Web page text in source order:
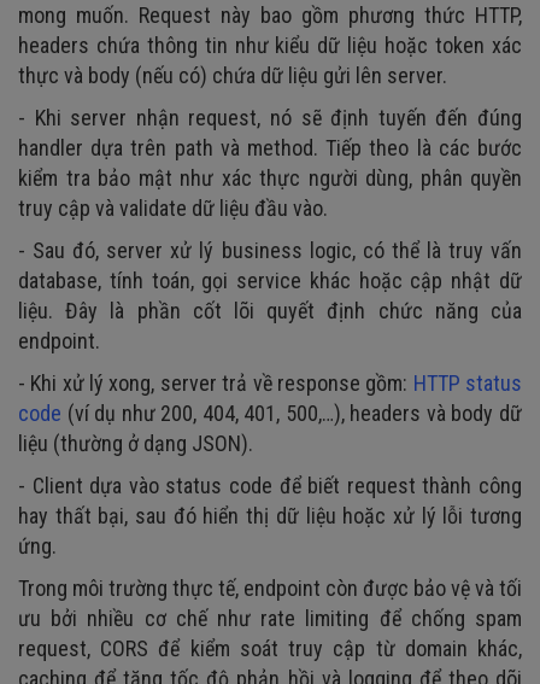
mong muốn. Request này bao gồm phương thức HTTP,
headers chứa thông tin như kiểu dữ liệu hoặc token xác
thực và body (nếu có) chứa dữ liệu gửi lên server.
- Khi server nhận request, nó sẽ định tuyến đến đúng
handler dựa trên path và method. Tiếp theo là các bước
kiểm tra bảo mật như xác thực người dùng, phân quyền
truy cập và validate dữ liệu đầu vào.
- Sau đó, server xử lý business logic, có thể là truy vấn
database, tính toán, gọi service khác hoặc cập nhật dữ
liệu. Đây là phần cốt lõi quyết định chức năng của
endpoint.
- Khi xử lý xong, server trả về response gồm: HTTP status
code (ví dụ như 200, 404, 401, 500,…), headers và body dữ
liệu (thường ở dạng JSON).
- Client dựa vào status code để biết request thành công
hay thất bại, sau đó hiển thị dữ liệu hoặc xử lý lỗi tương
ứng.
Trong môi trường thực tế, endpoint còn được bảo vệ và tối
ưu bởi nhiều cơ chế như rate limiting để chống spam
request, CORS để kiểm soát truy cập từ domain khác,
caching để tăng tốc độ phản hồi và logging để theo dõi